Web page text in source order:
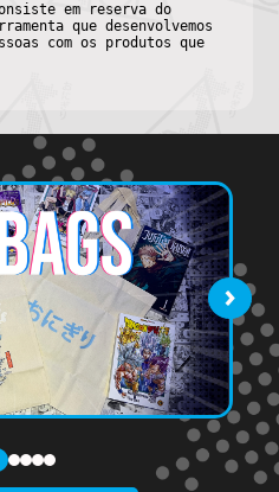
em reserva do
que desenvolvemos
com os produtos que
›